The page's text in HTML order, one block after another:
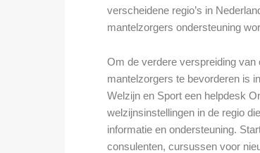
verscheidene regio’s in
mantelzorgers ondersteuning
Om de verdere verspreiding
mantelzorgers te bevorderen is
Welzijn en Sport een helpdesk
welzijnsinstellingen in de regio
informatie en ondersteuning.
consulenten, cursussen voor